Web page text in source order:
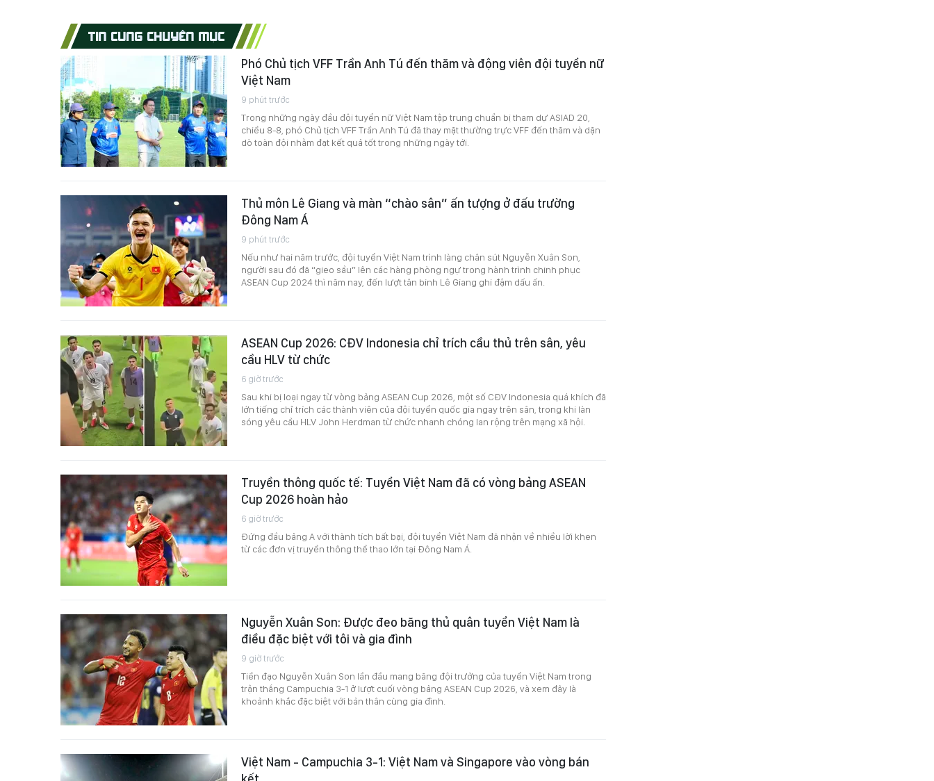
TIN CÙNG CHUYÊN MỤC
Phó Chủ tịch VFF Trần Anh Tú đến thăm và động viên đội tuyển nữ
Việt Nam
9 phút trước
Trong những ngày đầu đội tuyển nữ Việt Nam tập trung chuẩn bị tham dự ASIAD 20,
chiều 8-8, phó Chủ tịch VFF Trần Anh Tú đã thay mặt thường trực VFF đến thăm và dặn
dò toàn đội nhằm đạt kết quả tốt trong những ngày tới.
Thủ môn Lê Giang và màn “chào sân” ấn tượng ở đấu trường
Đông Nam Á
9 phút trước
Nếu như hai năm trước, đội tuyển Việt Nam trình làng chân sút Nguyễn Xuân Son,
người sau đó đã “gieo sầu” lên các hàng phòng ngự trong hành trình chinh phục
ASEAN Cup 2024 thì năm nay, đến lượt tân binh Lê Giang ghi đậm dấu ấn.
ASEAN Cup 2026: CĐV Indonesia chỉ trích cầu thủ trên sân, yêu
cầu HLV từ chức
6 giờ trước
Sau khi bị loại ngay từ vòng bảng ASEAN Cup 2026, một số CĐV Indonesia quá khích đã
lớn tiếng chỉ trích các thành viên của đội tuyển quốc gia ngay trên sân, trong khi làn
sóng yêu cầu HLV John Herdman từ chức nhanh chóng lan rộng trên mạng xã hội.
Truyền thông quốc tế: Tuyển Việt Nam đã có vòng bảng ASEAN
Cup 2026 hoàn hảo
6 giờ trước
Đứng đầu bảng A với thành tích bất bại, đội tuyển Việt Nam đã nhận về nhiều lời khen
từ các đơn vị truyền thông thể thao lớn tại Đông Nam Á.
Nguyễn Xuân Son: Được đeo băng thủ quân tuyển Việt Nam là
điều đặc biệt với tôi và gia đình
9 giờ trước
Tiền đạo Nguyễn Xuân Son lần đầu mang băng đội trưởng của tuyển Việt Nam trong
trận thắng Campuchia 3-1 ở lượt cuối vòng bảng ASEAN Cup 2026, và xem đây là
khoảnh khắc đặc biệt với bản thân cùng gia đình.
Việt Nam - Campuchia 3-1: Việt Nam và Singapore vào vòng bán